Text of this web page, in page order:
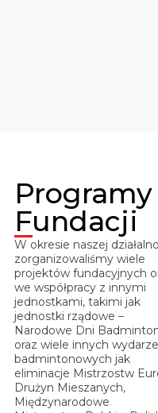
Programy
Fundacji
W okresie naszej
zorganizowaliśmy wiele
projektów fundacyjnych
we współpracy z innymi
jednostkami, takimi jak
jednostki rządowe –
Narodowe Dni
oraz wiele innych
badmintonowych jak
eliminacje Mistrzostw
Drużyn Mieszanych,
Międzynarodowe